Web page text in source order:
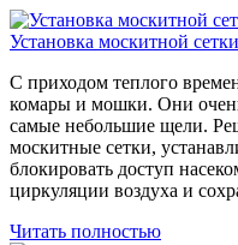
Установка москитной
С приходом теплого
комары и мошки. Они
самые небольшие щели.
москитные сетки,
блокировать доступ
циркуляции воздуха и
Читать полностью